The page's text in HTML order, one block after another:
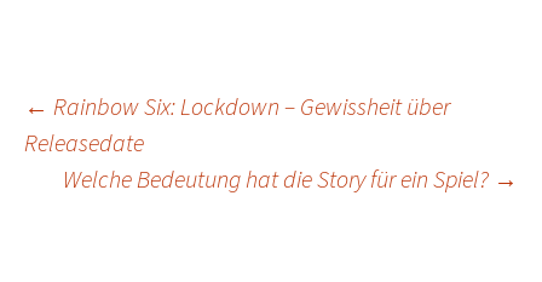
Post
navigation
← Rainbow Six: Lockdown – Gewissheit über
Releasedate
Welche Bedeutung hat die Story für ein Spiel? →